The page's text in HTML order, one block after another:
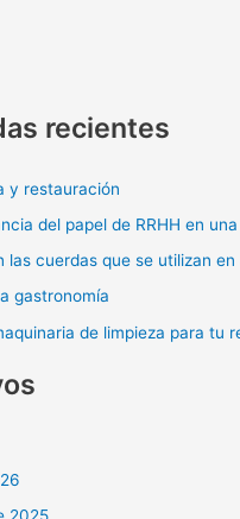
recientes
y restauración
del papel de RRHH en
las cuerdas que se utilizan
gastronomía
de limpieza para tu